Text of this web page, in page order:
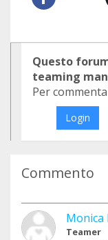
Questo
teaming
Per
Login
Commento
Monica
Teamer